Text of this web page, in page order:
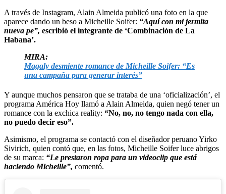
A través de Instagram, Alain Almeida publicó una foto en la que
aparece dando un beso a Micheille Soifer: “Aquí con mi jermita
nueva pe”, escribió el integrante de ‘Combinación de La
Habana’.
MIRA:
Magaly desmiente romance de Micheille Soifer: “Es
una campaña para generar interés”
Y aunque muchos pensaron que se trataba de una ‘oficialización’, el
programa América Hoy llamó a Alain Almeida, quien negó tener un
romance con la exchica reality: “No, no, no tengo nada con ella,
no puedo decir eso”.
Asimismo, el programa se contactó con el diseñador peruano Yirko
Sivirich, quien contó que, en las fotos, Micheille Soifer luce abrigos
de su marca: “Le prestaron ropa para un videoclip que está
haciendo Micheille”, comentó.